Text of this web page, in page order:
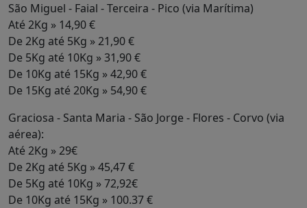
São Miguel - Faial - Terceira - Pico (via Marítima)
Até 2Kg » 14,90 €
De 2Kg até 5Kg » 21,90 €
De 5Kg até 10Kg » 31,90 €
De 10Kg até 15Kg » 42,90 €
De 15Kg até 20Kg » 54,90 €
Graciosa - Santa Maria - São Jorge - Flores - Corvo (via
aérea):
Até 2Kg » 29€
De 2Kg até 5Kg » 45,47 €
De 5Kg até 10Kg » 72,92€
De 10Kg até 15Kg » 100.37 €